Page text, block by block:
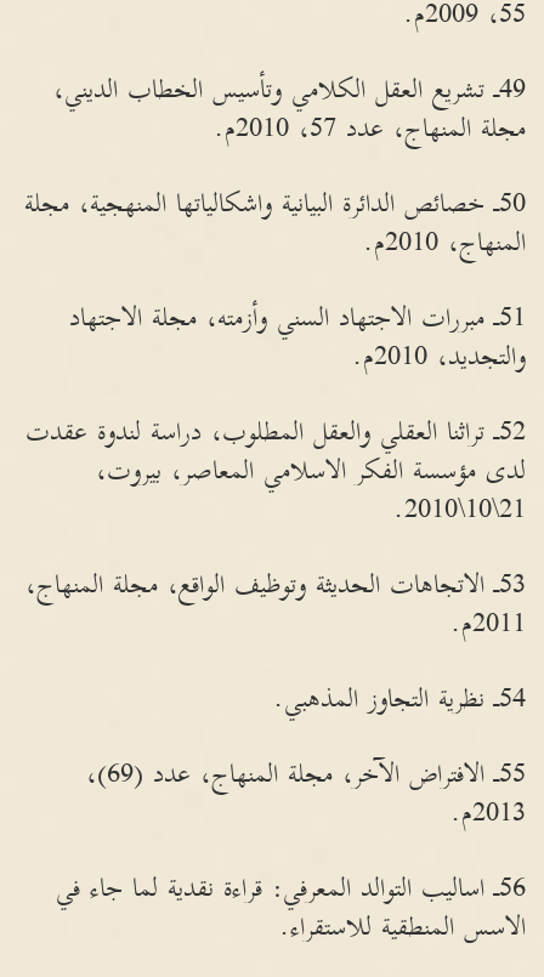
55، 2009م.
49ـ تشريع العقل الكلامي وتأسيس الخطاب الديني،
مجلة المنهاج، عدد 57، 2010م.
50ـ خصائص الدائرة البيانية واشكالياتها المنهجية، مجلة
المنهاج، 2010م.
51ـ مبررات الاجتهاد السني وأزمته، مجلة الاجتهاد
والتجديد، 2010م.
52ـ تراثنا العقلي والعقل المطلوب، دراسة لندوة عقدت
لدى مؤسسة الفكر الاسلامي المعاصر، بيروت،
21\10\2010.
53ـ الاتجاهات الحديثة وتوظيف الواقع، مجلة المنهاج،
2011م.
54ـ نظرية التجاوز المذهبي.
55ـ الافتراض الآخر، مجلة المنهاج، عدد (69)،
2013م.
56ـ اساليب التوالد المعرفي: قراءة نقدية لما جاء في
الاسس المنطقية للاستقراء.